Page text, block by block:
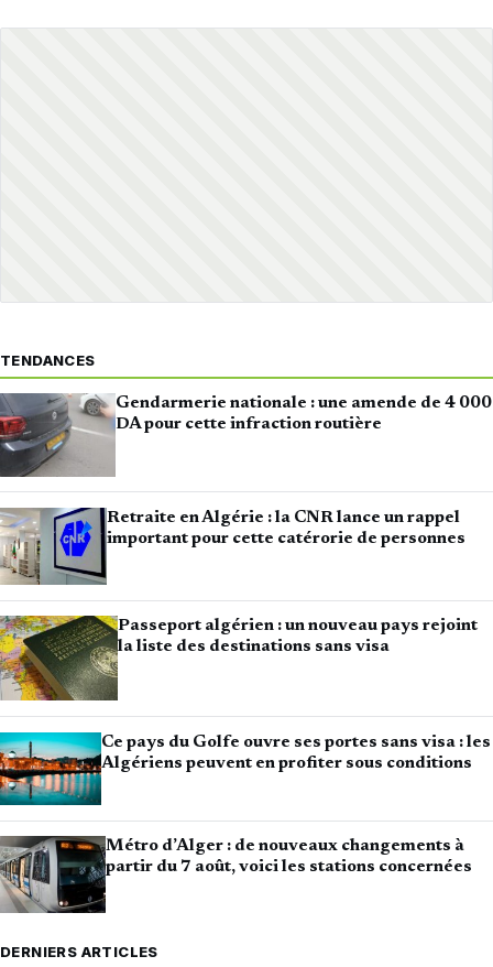
TENDANCES
Gendarmerie nationale : une amende de 4 000
DA pour cette infraction routière
Retraite en Algérie : la CNR lance un rappel
important pour cette catérorie de personnes
Passeport algérien : un nouveau pays rejoint
la liste des destinations sans visa
Ce pays du Golfe ouvre ses portes sans visa : les
Algériens peuvent en profiter sous conditions
Métro d’Alger : de nouveaux changements à
partir du 7 août, voici les stations concernées
DERNIERS ARTICLES